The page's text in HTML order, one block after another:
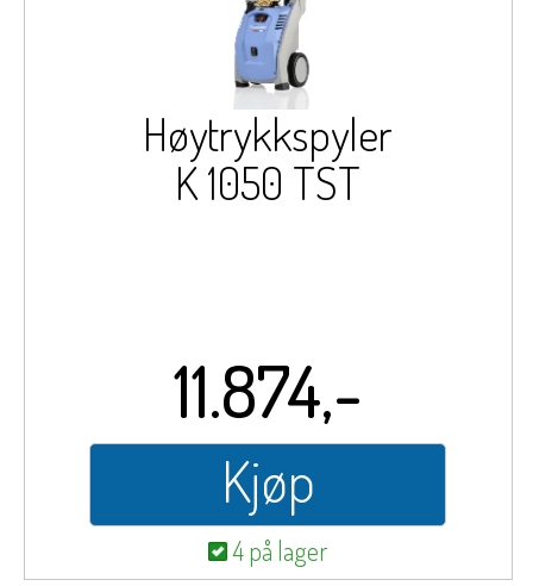
Høytrykkspyler
K 1050 TST
11.874,-
Kjøp
4 på lager